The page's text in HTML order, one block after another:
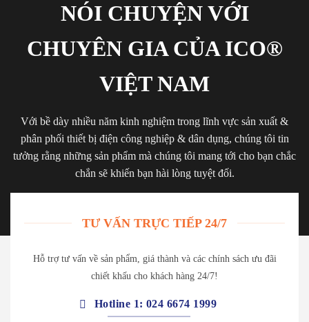
NÓI CHUYỆN VỚI
CHUYÊN GIA CỦA ICO®
VIỆT NAM
Với bề dày nhiều năm kinh nghiệm trong lĩnh vực sản xuất &
phân phối thiết bị điện công nghiệp & dân dụng, chúng tôi tin
tưởng rằng những sản phẩm mà chúng tôi mang tới cho bạn chắc
chắn sẽ khiến bạn hài lòng tuyệt đối.
TƯ VẤN TRỰC TIẾP 24/7
Hỗ trợ tư vấn về sản phẩm, giá thành và các chính sách ưu đãi
chiết khấu cho khách hàng 24/7!
Hotline 1: 024 6674 1999